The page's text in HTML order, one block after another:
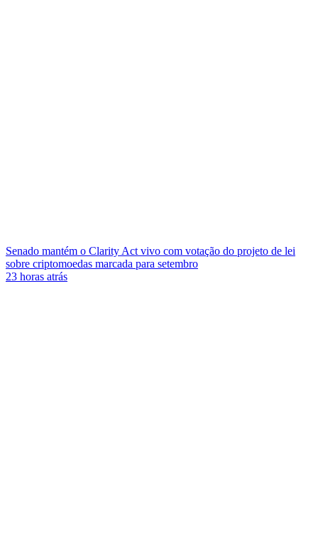
Senado mantém o Clarity Act vivo com votação do projeto de lei
sobre criptomoedas marcada para setembro
23 horas atrás